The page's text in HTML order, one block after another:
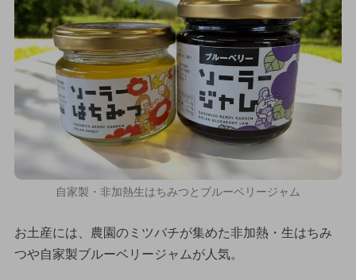
自家製・非加熱生はちみつとブルーベリージャム
お土産には、農園のミツバチが集めた非加熱・生はちみ
つや自家製ブルーベリージャムが人気。